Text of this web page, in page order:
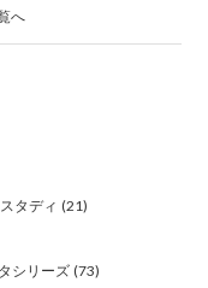
へ
タディ (21)
シリーズ(73)